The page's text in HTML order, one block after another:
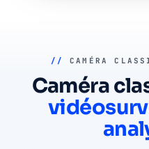
// CAMÉRA
Caméra